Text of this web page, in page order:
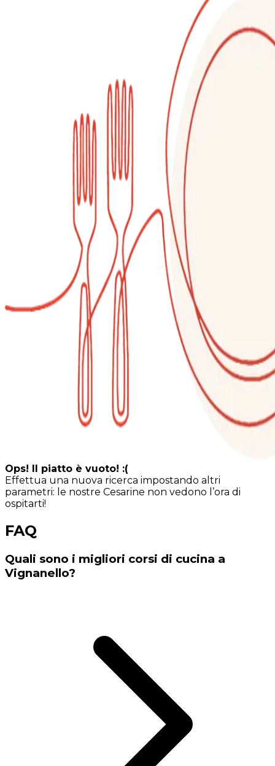
Ops! Il piatto è vuoto! :(
Effettua una nuova ricerca impostando altri
parametri: le nostre Cesarine non vedono l’ora di
ospitarti!
FAQ
Quali sono i migliori corsi di cucina a
Vignanello?